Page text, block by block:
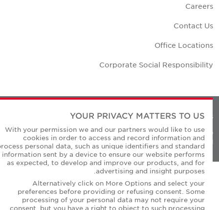
Careers
Contact Us
Office Locations
Corporate Social Responsibility
Privacy Policies
© Copyright Cushman & Wakefield Core 2026.
All Rights Reserved.
YOUR PRIVACY MATTERS TO US
With your permission we and our partners would like to use
cookies in order to access and record information and
process personal data, such as unique identifiers and standard
information sent by a device to ensure our website performs
as expected, to develop and improve our products, and for
advertising and insight purposes.
Alternatively click on More Options and select your
preferences before providing or refusing consent. Some
processing of your personal data may not require your
consent, but you have a right to object to such processing.